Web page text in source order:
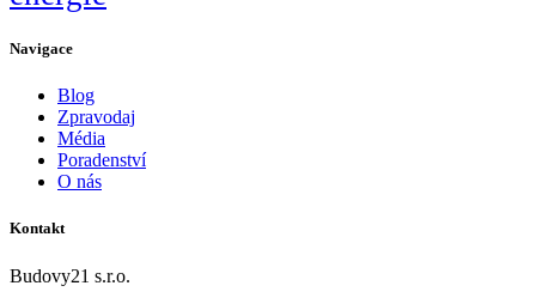
Navigace
Blog
Zpravodaj
Média
Poradenství
O nás
Kontakt
Budovy21 s.r.o.